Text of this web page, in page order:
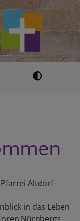
Altdorf-
in das Leben
Nürnbergs.